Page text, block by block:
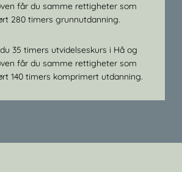
får du samme rettigheter som
280 timers grunnutdanning.
35 timers utvidelseskurs i Hå og
får du samme rettigheter som
140 timers komprimert utdanning.